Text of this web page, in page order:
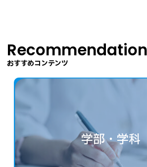
おすすめコンテンツ
学部・学科